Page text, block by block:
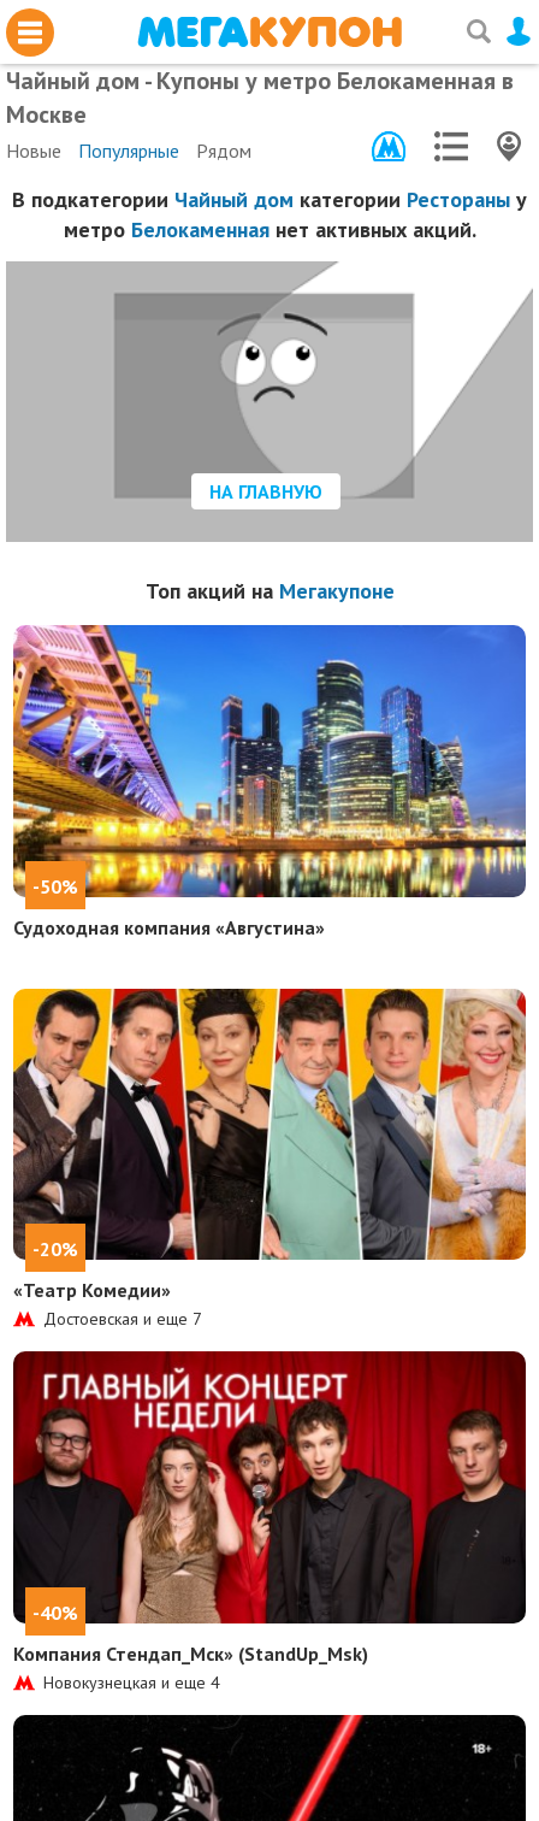
Чайный дом - Купоны у метро Белокаменная в
Москве
Новые Популярные Рядом
В подкатегории Чайный дом категории Рестораны у
метро Белокаменнаянет активных акций.
НА ГЛАВНУЮ
Топ акций на Мегакупоне
-50%
Судоходная компания «Августина»
-20%
«Театр Комедии»
Достоевская и еще 7
-40%
Компания Стендап_Мск» (StandUp_Msk)
Новокузнецкая и еще4